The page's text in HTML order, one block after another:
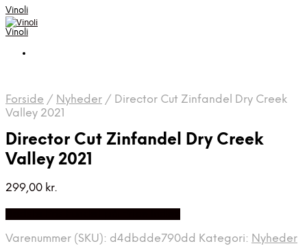
Vinoli
Vinoli
Forside / Nyheder / Director Cut Zinfandel Dry Creek
Valley 2021
Director Cut Zinfandel Dry Creek
Valley 2021
299,00 kr.
Varenummer (SKU): d4dbdde790dd Kategori: Nyheder